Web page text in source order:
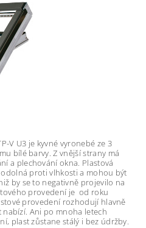
V U3 je kyvné vyronebé ze 3
bílé barvy. Z vnější strany má
a plechování okna. Plastová
proti vlhkosti a mohou být
by se to negativně projevilo na
provedení je od roku
provedení rozhodují hlavně
Ani po mnoha letech
plast zůstane stálý i bez údržby.